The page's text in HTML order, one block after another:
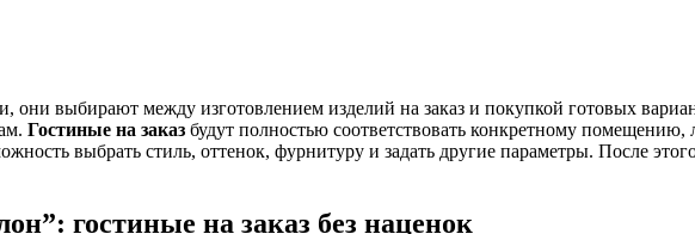
они выбирают между изготовлением изделий на заказ и покупкой готовых
Гостиные на заказ будут полностью соответствовать конкретному помещению,
выбрать стиль, оттенок, фурнитуру и задать другие параметры. После
гостиные на заказ без наценок